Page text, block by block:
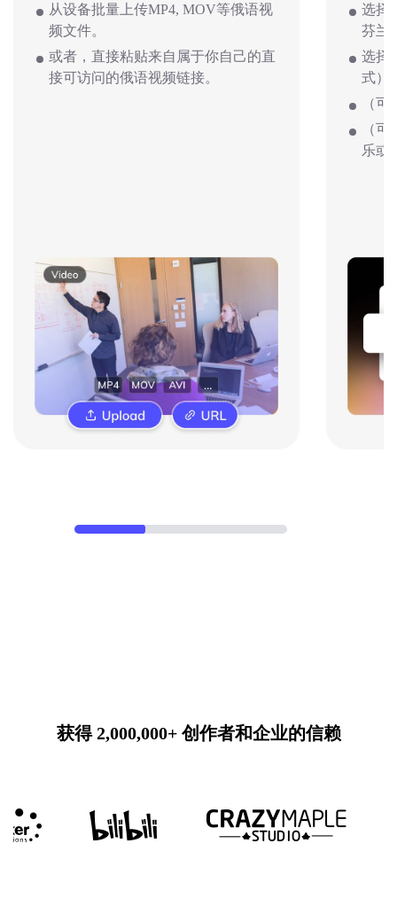
从设备批量上传MP4, MOV等俄语视
频文件。
或者，直接粘贴来自属于你自己的直
接可访问的俄语视频链接。
选择
芬兰
选择
式）
（
（
乐或
获得 2,000,000+ 创作者和企业的信赖